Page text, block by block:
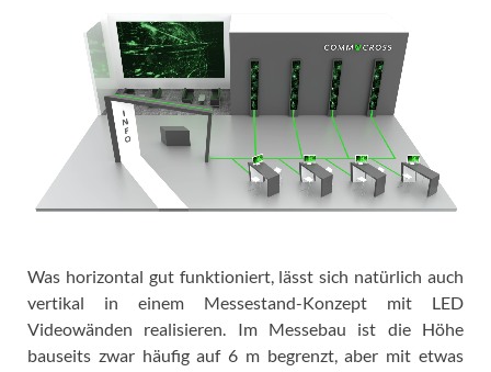
Was horizontal gut funktioniert, lässt sich natürlich auch
vertikal in einem Messestand-Konzept mit LED
Videowänden realisieren. Im Messebau ist die Höhe
bauseits zwar häufig auf 6 m begrenzt, aber mit etwas